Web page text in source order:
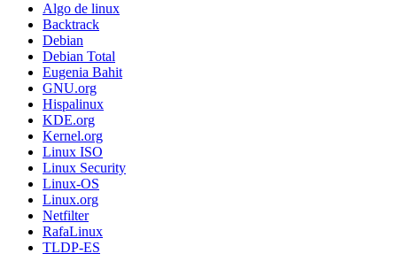
Algo de linux
Backtrack
Debian
Debian Total
Eugenia Bahit
GNU.org
Hispalinux
KDE.org
Kernel.org
Linux ISO
Linux Security
Linux-OS
Linux.org
Netfilter
RafaLinux
TLDP-ES